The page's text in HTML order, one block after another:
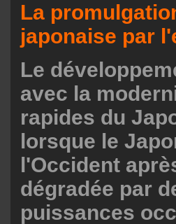
La
japonaise par
Le
avec la
rapides du
lorsque le
l'Occident
dégradée par
puissances